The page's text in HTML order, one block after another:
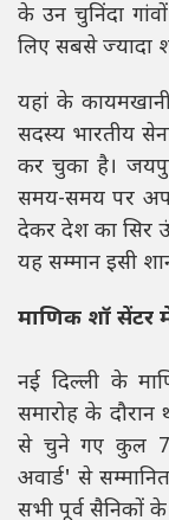
के उन चुनिंदा
लिए सबसे ज्यादा
यहां के
सदस्य भारतीय
कर चुका है।
समय-समय पर
देकर देश का सिर
यह सम्मान इसी
माणिक शॉ सेंटर
नई दिल्ली के
समारोह के दौरान
से चुने गए कुल 7
अवार्ड' से
सभी पूर्व सैनिकों